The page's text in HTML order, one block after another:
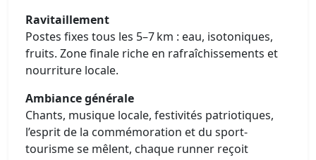
Ravitaillement
Postes fixes tous les 5–7 km : eau, isotoniques,
fruits. Zone finale riche en rafraîchissements et
nourriture locale.
Ambiance générale
Chants, musique locale, festivités patriotiques,
l’esprit de la commémoration et du sport-
tourisme se mêlent, chaque runner reçoit